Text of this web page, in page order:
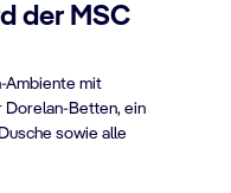
der MSC
Ambiente mit
Dorelan-Betten, ein
sowie alle